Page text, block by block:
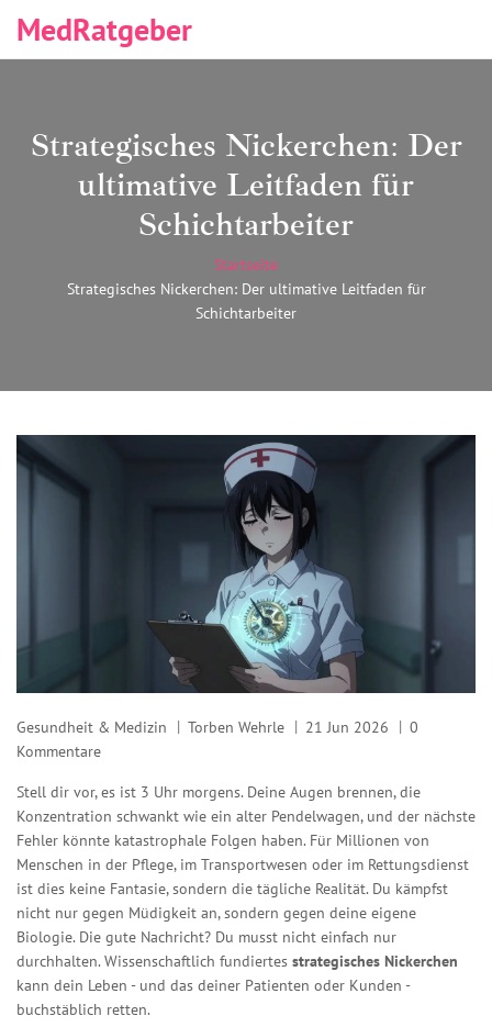
MedRatgeber
Strategisches Nickerchen: Der
ultimative Leitfaden für
Schichtarbeiter
Startseite
Strategisches Nickerchen: Der ultimative Leitfaden für
Schichtarbeiter
Gesundheit & Medizin Torben Wehrle 21 Jun 2026
0
Kommentare
Stell dir vor, es ist 3 Uhr morgens. Deine Augen brennen, die
Konzentration schwankt wie ein alter Pendelwagen, und der nächste
Fehler könnte katastrophale Folgen haben. Für Millionen von
Menschen in der Pflege, im Transportwesen oder im Rettungsdienst
ist dies keine Fantasie, sondern die tägliche Realität. Du kämpfst
nicht nur gegen Müdigkeit an, sondern gegen deine eigene
Biologie. Die gute Nachricht? Du musst nicht einfach nur
durchhalten. Wissenschaftlich fundiertes strategisches Nickerchen
kann dein Leben - und das deiner Patienten oder Kunden -
buchstäblich retten.